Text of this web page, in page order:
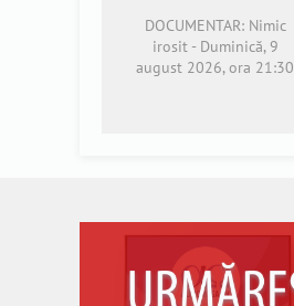
DOCUMENTAR: Nimic
irosit - Duminică, 9
august 2026, ora 21:30